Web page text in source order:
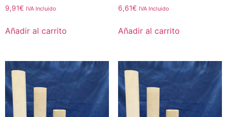
9,91€ IVA Incluido
Añadir al carrito
6,61€ IVA Incluido
Añadir al carrito